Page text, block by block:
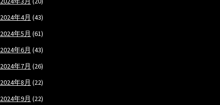
2024年4月 (43)
2024年5月 (61)
2024年6月 (43)
2024年7月 (26)
2024年8月 (22)
2024年9月 (22)